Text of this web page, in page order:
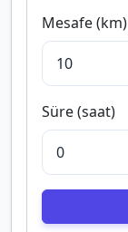
Mesafe (km)
Süre (saat)